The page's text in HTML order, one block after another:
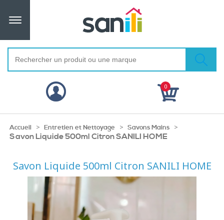
0
Accueil > Entretien et Nettoyage > Savons Mains >
Savon Liquide 500ml Citron SANILI HOME
Savon Liquide 500ml Citron SANILI HOME